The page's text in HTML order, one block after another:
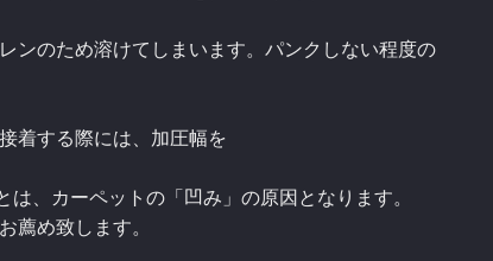
ンのため溶けてしまいます。パンクしない程度の
着する際には、加圧幅を
、カーペットの「凹み」の原因となります。
薦め致します。